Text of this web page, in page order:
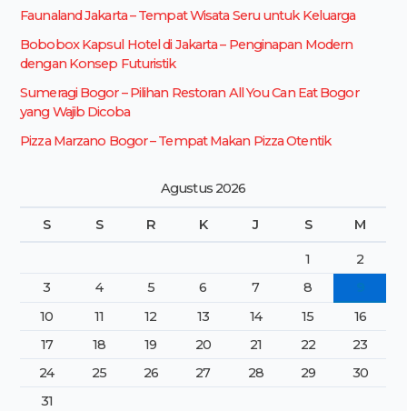
u
:
Faunaland Jakarta – Tempat Wisata Seru untuk Keluarga
Bobobox Kapsul Hotel di Jakarta – Penginapan Modern
dengan Konsep Futuristik
Sumeragi Bogor – Pilihan Restoran All You Can Eat Bogor
yang Wajib Dicoba
Pizza Marzano Bogor – Tempat Makan Pizza Otentik
Agustus 2026
S S R K J S M
1
2
3
4 5 6 7 8
10
11 12 13 14 15
16
17
18 19 20 21 22
23
24
25 26 27 28 29
30
31